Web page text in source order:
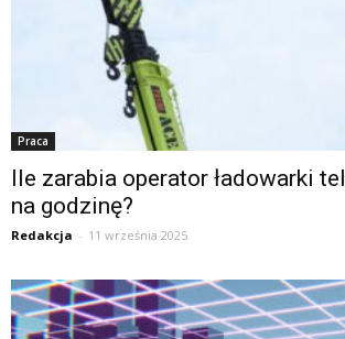
Praca
Ile zarabia operator ładowarki
na godzinę?
Redakcja - 11 września 2025